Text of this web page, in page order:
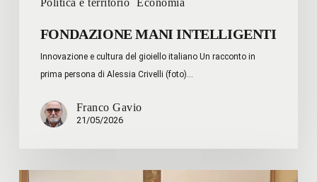
Politica e territorio Economia
FONDAZIONE MANI INTELLIGENTI
Innovazione e cultura del gioiello italiano Un racconto in
prima persona di Alessia Crivelli (foto)…
Franco Gavio
21/05/2026